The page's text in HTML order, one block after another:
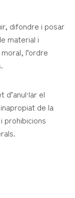
difondre i posar
material i
l’ordre
el
de la
prohibicions